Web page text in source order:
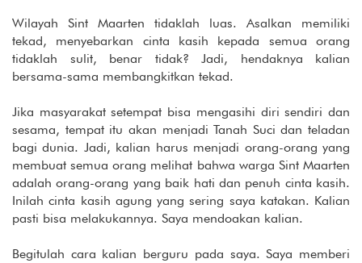
Wilayah Sint Maarten tidaklah luas. Asalkan memiliki
tekad, menyebarkan cinta kasih kepada semua orang
tidaklah sulit, benar tidak? Jadi, hendaknya kalian
bersama-sama membangkitkan tekad.
Jika masyarakat setempat bisa mengasihi diri sendiri dan
sesama, tempat itu akan menjadi Tanah Suci dan teladan
bagi dunia. Jadi, kalian harus menjadi orang-orang yang
membuat semua orang melihat bahwa warga Sint Maarten
adalah orang-orang yang baik hati dan penuh cinta kasih.
Inilah cinta kasih agung yang sering saya katakan. Kalian
pasti bisa melakukannya. Saya mendoakan kalian.
Begitulah cara kalian berguru pada saya. Saya memberi